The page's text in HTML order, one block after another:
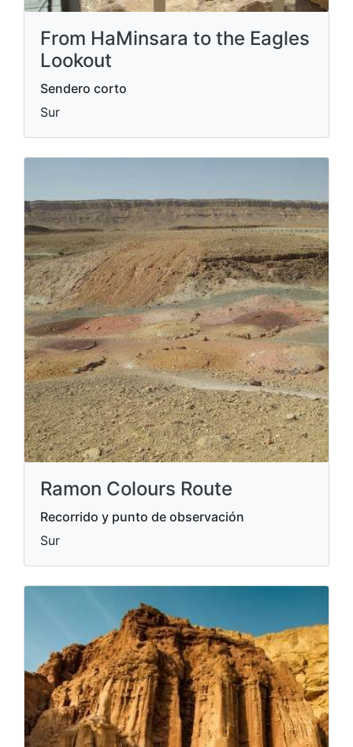
From HaMinsara to the Eagles
Lookout
Sendero corto
Sur
Ramon Colours Route
Recorrido y punto de observación
Sur